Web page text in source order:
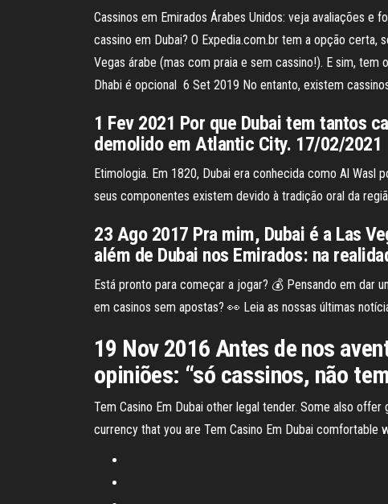
Cassinos em Emirados Árabes Unidos: veja avaliações e
cassino em Dubai? O Expedia.com.br tem a opção
Vegas árabe (mas com praia e sem cassino!). E sim, tem
Dhabi é opcional 6 Set 2019 No entanto, existem
1 Fev 2021 Por que Dubai tem tantos
demolido em Atlantic City. 17/02/2021
Etimologia. Em 1820, Dubai era conhecida como Al
seus componentes existem devido à tradição oral da
23 Ago 2017 Pra mim, Dubai é a Las
além de Dubai nos Emirados: na
Está pronto para começar a jogar? 💰 Pensando em dar
em casinos sem apostas? 👀 Leia as nossas últimas
19 Nov 2016 Antes de nos
opiniões: “só cassinos, não
Tem Casino Em Dubai other legal tender. Some also
currency that you are Tem Casino Em Dubai comfortable